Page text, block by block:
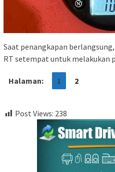
Saat penangkapan
RT setempat untuk melakukan
Halaman: 1 2
Post Views: 238